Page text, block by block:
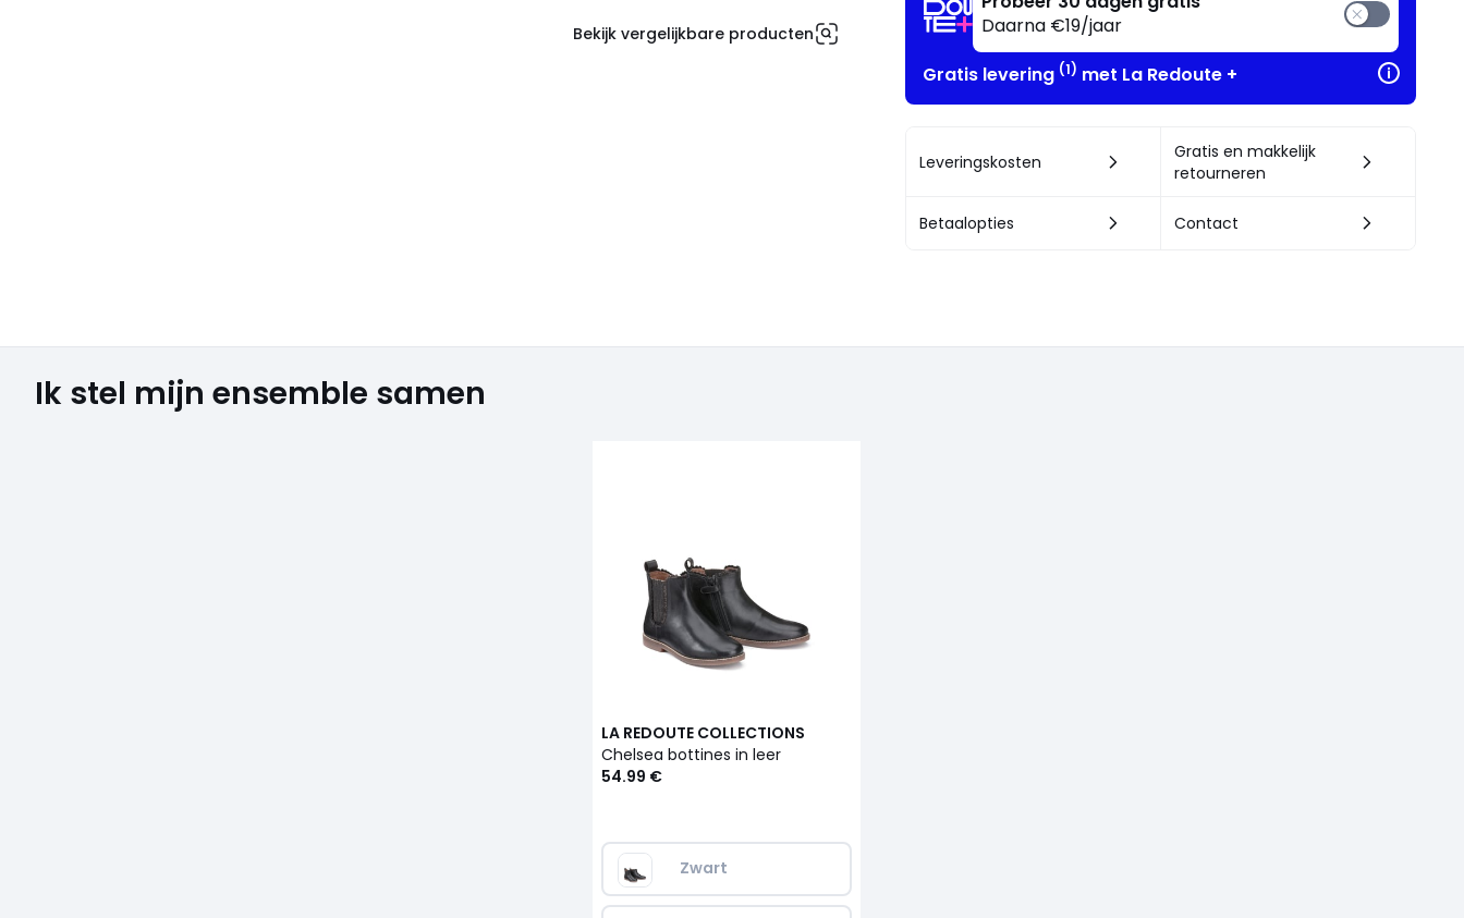
Bekijk vergelijkbare producten
Daarna €19/jaar
Gratis levering (1) met La Redoute +
Leveringskosten
Gratis en makkelijk
retourneren
Betaalopties Contact
Ik stel mijn ensemble samen
LA REDOUTE COLLECTIONS
Chelsea bottines in leer
54.99 €
Zwart